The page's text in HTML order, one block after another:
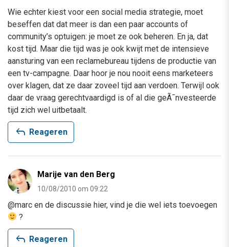
Wie echter kiest voor een social media strategie, moet
beseffen dat dat meer is dan een paar accounts of
community’s optuigen: je moet ze ook beheren. En ja, dat
kost tijd. Maar die tijd was je ook kwijt met de intensieve
aansturing van een reclamebureau tijdens de productie van
een tv-campagne. Daar hoor je nou nooit eens marketeers
over klagen, dat ze daar zoveel tijd aan verdoen. Terwijl ook
daar de vraag gerechtvaardigd is of al die geÃ¯nvesteerde
tijd zich wel uitbetaalt.
reply Reageren
Marije van den Berg
10/08/2010 om 09:22
@marc en de discussie hier, vind je die wel iets toevoegen
?
reply Reageren